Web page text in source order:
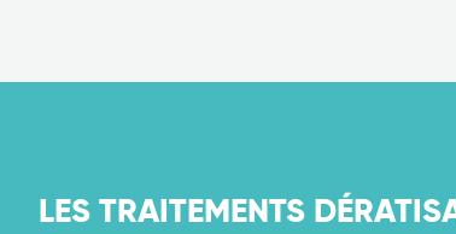
LES TRAITEMENTS